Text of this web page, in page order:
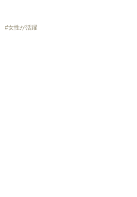
女性が活躍